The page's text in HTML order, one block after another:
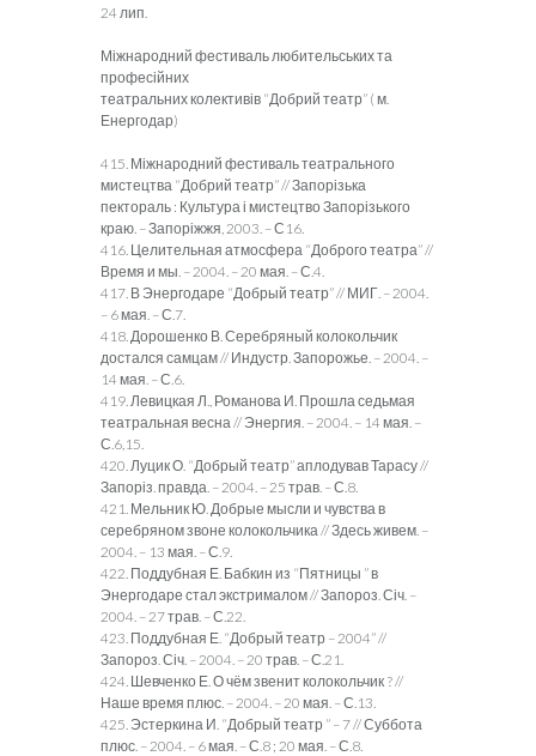
24 лип.
Міжнародний фестиваль любительських та
професійних
театральних колективів “Добрий театр” ( м.
Енергодар)
415. Міжнародний фестиваль театрального
мистецтва “Добрий театр” // Запорізька
пектораль : Культура і мистецтво Запорізького
краю. – Запоріжжя, 2003. – С16.
416. Целительная атмосфера “Доброго театра” //
Время и мы. – 2004. – 20 мая. – С.4.
417. В Энергодаре “Добрый театр” // МИГ. – 2004.
– 6 мая. – С.7.
418. Дорошенко В. Серебряный колокольчик
достался самцам // Индустр. Запорожье. – 2004. –
14 мая. – С.6.
419. Левицкая Л., Романова И. Прошла седьмая
театральная весна // Энергия. – 2004. – 14 мая. –
С.6,15.
420. Луцик О. “Добрый театр” аплодував Тарасу //
Запоріз. правда. – 2004. – 25 трав. – С.8.
421. Мельник Ю. Добрые мысли и чувства в
серебряном звоне колокольчика // Здесь живем. –
2004. – 13 мая. – С.9.
422. Поддубная Е. Бабкин из “Пятницы ” в
Энергодаре стал экстрималом // Запороз. Січ. –
2004. – 27 трав. – С.22.
423. Поддубная Е. “Добрый театр – 2004” //
Запороз. Січ. – 2004. – 20 трав. – С.21.
424. Шевченко Е. О чём звенит колокольчик ? //
Наше время плюс. – 2004. – 20 мая. – С.13.
425. Эстеркина И. “Добрый театр ” – 7 // Суббота
плюс. – 2004. – 6 мая. – С.8 ; 20 мая. – С.8.